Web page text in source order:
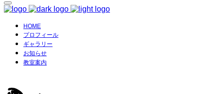
HOME
プロフィール
ギャラリー
お知らせ
教室案内